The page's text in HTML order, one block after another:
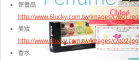
保養品
http://www.6lucky.com.tw/images/c/p01.jpg
美妝
http://www.6lucky.com.tw/images/c/p02.jpg
香水